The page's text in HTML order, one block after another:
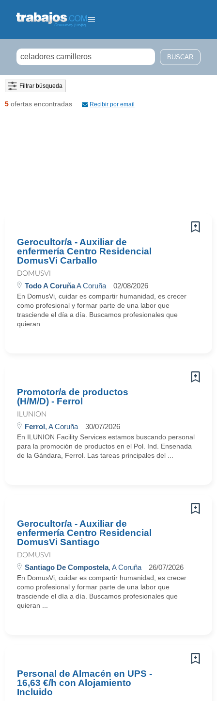
Filtrar búsqueda
5 ofertas encontradas Recibir por email
Gerocultor/a - Auxiliar de
enfermería Centro Residencial
DomusVi Carballo
DOMUSVI
Todo A CoruñaA Coruña 02/08/2026
En DomusVi, cuidar es compartir humanidad, es crecer
como profesional y formar parte de una labor que
trasciende el día a día. Buscamos profesionales que
quieran ...
Promotor/a de productos
(H/M/D) - Ferrol
ILUNION
Ferrol, A Coruña 30/07/2026
En ILUNION Facility Services estamos buscando personal
para la promoción de productos en el Pol. Ind. Ensenada
de la Gándara, Ferrol. Las tareas principales del ...
Gerocultor/a - Auxiliar de
enfermería Centro Residencial
DomusVi Santiago
DOMUSVI
Santiago De Compostela, A Coruña 26/07/2026
En DomusVi, cuidar es compartir humanidad, es crecer
como profesional y formar parte de una labor que
trasciende el día a día. Buscamos profesionales que
quieran ...
Personal de Almacén en UPS -
16,63 €/h con Alojamiento
Incluido